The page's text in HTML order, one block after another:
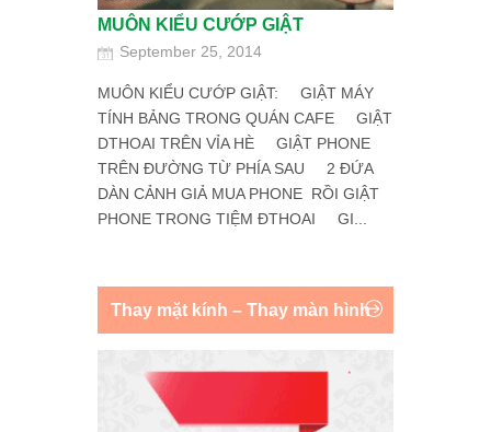
MUÔN KIỂU CƯỚP GIẬT
September 25, 2014
MUÔN KIỂU CƯỚP GIẬT: GIẬT MÁY
TÍNH BẢNG TRONG QUÁN CAFE GIẬT
DTHOAI TRÊN VỈA HÈ GIẬT PHONE
TRÊN ĐƯỜNG TỪ PHÍA SAU 2 ĐỨA
DÀN CẢNH GIẢ MUA PHONE RỒI GIẬT
PHONE TRONG TIỆM ĐTHOAI GI...
Thay mặt kính – Thay màn hình